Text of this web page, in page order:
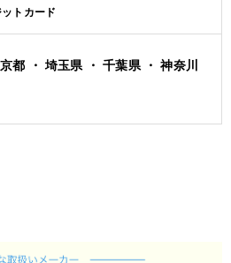
トカード
京都 ・ 埼玉県 ・ 千葉県 ・ 神奈川